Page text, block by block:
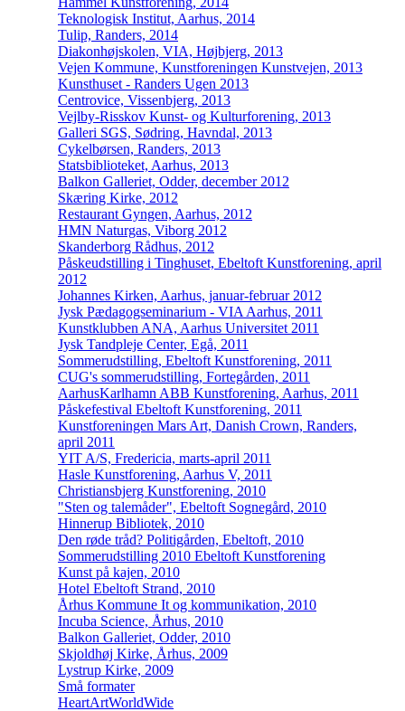
Teknologisk Institut, Aarhus, 2014
Tulip, Randers, 2014
Diakonhøjskolen, VIA, Højbjerg, 2013
Vejen Kommune, Kunstforeningen Kunstvejen, 2013
Kunsthuset - Randers Ugen 2013
Centrovice, Vissenbjerg, 2013
Vejlby-Risskov Kunst- og Kulturforening, 2013
Galleri SGS, Sødring, Havndal, 2013
Cykelbørsen, Randers, 2013
Statsbiblioteket, Aarhus, 2013
Balkon Galleriet, Odder, december 2012
Skæring Kirke, 2012
Restaurant Gyngen, Aarhus, 2012
HMN Naturgas, Viborg 2012
Skanderborg Rådhus, 2012
Påskeudstilling i Tinghuset, Ebeltoft Kunstforening, april
2012
Johannes Kirken, Aarhus, januar-februar 2012
Jysk Pædagogseminarium - VIA Aarhus, 2011
Kunstklubben ANA, Aarhus Universitet 2011
Jysk Tandpleje Center, Egå, 2011
Sommerudstilling, Ebeltoft Kunstforening, 2011
CUG's sommerudstilling, Fortegården, 2011
AarhusKarlhamn ABB Kunstforening, Aarhus, 2011
Påskefestival Ebeltoft Kunstforening, 2011
Kunstforeningen Mars Art, Danish Crown, Randers,
april 2011
YIT A/S, Fredericia, marts-april 2011
Hasle Kunstforening, Aarhus V, 2011
Christiansbjerg Kunstforening, 2010
"Sten og talemåder", Ebeltoft Sognegård, 2010
Hinnerup Bibliotek, 2010
Den røde tråd? Politigården, Ebeltoft, 2010
Sommerudstilling 2010 Ebeltoft Kunstforening
Kunst på kajen, 2010
Hotel Ebeltoft Strand, 2010
Århus Kommune It og kommunikation, 2010
Incuba Science, Århus, 2010
Balkon Galleriet, Odder, 2010
Skjoldhøj Kirke, Århus, 2009
Lystrup Kirke, 2009
Små formater
HeartArtWorldWide